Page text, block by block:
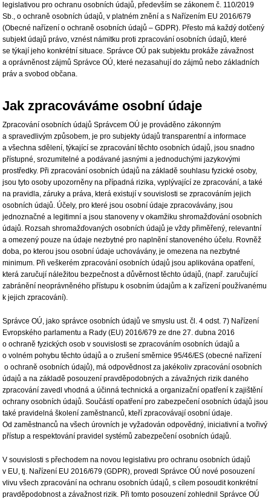
legislativou pro ochranu osobních údajů, především se zákonem č. 110/2019
Sb., o ochraně osobních údajů, v platném znění a s Nařízením EU 2016/679
(Obecné nařízení o ochraně osobních údajů – GDPR). Přesto má každý dotčený
subjekt údajů právo, vznést námitku proti zpracování osobních údajů, které
se týkají jeho konkrétní situace. Správce OÚ pak subjektu prokáže závažnost
a oprávněnost zájmů Správce OÚ, které nezasahují do zájmů nebo základních
práv a svobod občana.
Jak zpracováváme osobní údaje
Zpracování osobních údajů Správcem OÚ je prováděno zákonným
a spravedlivým způsobem, je pro subjekty údajů transparentní a informace
a všechna sdělení, týkající se zpracování těchto osobních údajů, jsou snadno
přístupné, srozumitelné a podávané jasnými a jednoduchými jazykovými
prostředky. Při zpracování osobních údajů na základě souhlasu fyzické osoby,
jsou tyto osoby upozorněny na případná rizika, vyplývající ze zpracování, a také
na pravidla, záruky a práva, která existují v souvislosti se zpracováním jejich
osobních údajů. Účely, pro které jsou osobní údaje zpracovávány, jsou
jednoznačné a legitimní a jsou stanoveny v okamžiku shromažďování osobních
údajů. Rozsah shromažďovaných osobních údajů je vždy přiměřený, relevantní
a omezený pouze na údaje nezbytné pro naplnění stanoveného účelu. Rovněž
doba, po kterou jsou osobní údaje uchovávány, je omezena na nezbytné
minimum. Při veškerém zpracování osobních údajů jsou aplikována opatření,
která zaručují náležitou bezpečnost a důvěrnost těchto údajů, (např. zaručující
zabránění neoprávněného přístupu k osobním údajům a k zařízení používanému
k jejich zpracování).
Správce OÚ, jako správce osobních údajů ve smyslu ust. čl. 4 odst. 7) Nařízení
Evropského parlamentu a Rady (EU) 2016/679 ze dne 27. dubna 2016
o ochraně fyzických osob v souvislosti se zpracováním osobních údajů a
o volném pohybu těchto údajů a o zrušení směrnice 95/46/ES (obecné nařízení
o ochraně osobních údajů), má odpovědnost za jakékoliv zpracování osobních
údajů a na základě posouzení pravděpodobných a závažných rizik daného
zpracování zavedl vhodná a účinná technická a organizační opatření k zajištění
ochrany osobních údajů. Součástí opatření pro zabezpečení osobních údajů jsou
také pravidelná školení zaměstnanců, kteří zpracovávají osobní údaje.
Od zaměstnanců na všech úrovních je vyžadován odpovědný, iniciativní a tvořivý
přístup a respektování pravidel systémů zabezpečení osobních údajů.
V souvislosti s přechodem na novou legislativu pro ochranu osobních údajů
v EU, tj. Nařízení EU 2016/679 (GDPR), provedl Správce OÚ nové posouzení
vlivu všech zpracování na ochranu osobních údajů, s cílem posoudit konkrétní
pravděpodobnost a závažnost rizik. Při tomto posouzení zohlednil Správce OÚ